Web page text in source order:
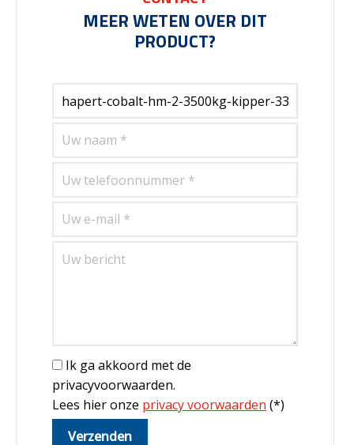
MEER WETEN OVER DIT
PRODUCT?
Ik ga akkoord met de
privacyvoorwaarden.
Lees hier onze privacy voorwaarden (*)